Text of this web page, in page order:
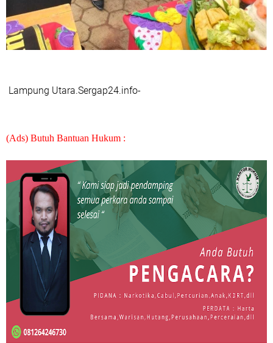
Lampung Utara.Sergap24.info-
(Ads) Butuh Bantuan Hukum :